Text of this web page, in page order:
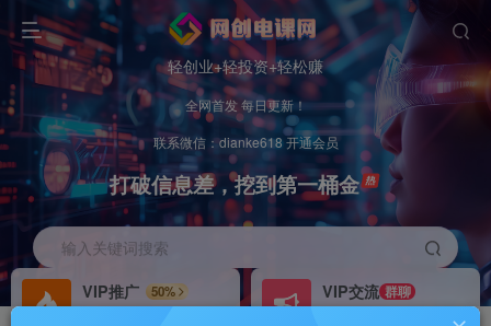
轻创业+轻投资+轻松赚
全网首发 每日更新！
联系微信：dianke618 开通会员
打破信息差，挖到第一桶金
输入关键词搜索
VIP推广
50%
VIP交流 群聊
研究探讨更多创业项目路子。